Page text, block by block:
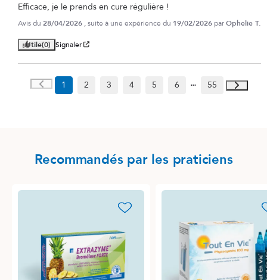
Efficace, je le prends en cure régulière !
Avis du 28/04/2026 , suite à une expérience du 19/02/2026 parOphelie T.
Utile(0) Signaler
1 2 3 4 5 6 55
Recommandés par les praticiens
favorite_border